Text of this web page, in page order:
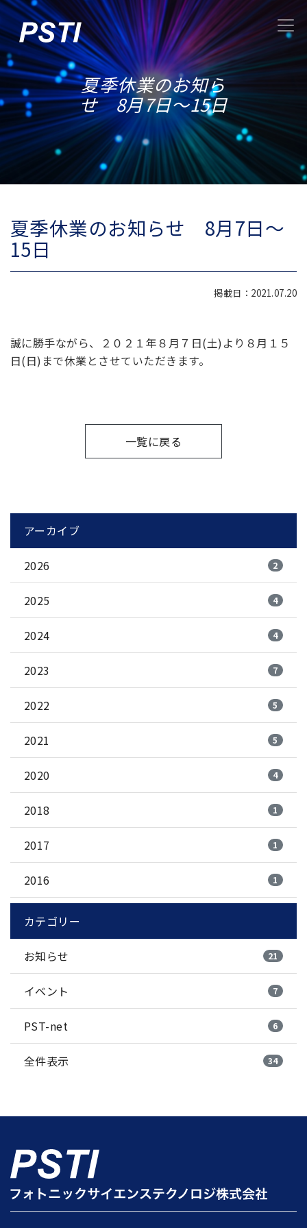
夏季休業のお知ら
せ 8月7日～15日
夏季休業のお知らせ 8月7日～
15日
掲載日：2021.07.20
誠に勝手ながら、２０２１年８月７日(土)より８月１５
日(日)まで休業とさせていただきます。
一覧に戻る
アーカイブ
2026 2
2025 4
2024 4
2023 7
2022 5
2021 5
2020 4
2018 1
2017 1
2016 1
カテゴリー
お知らせ 21
イベント 7
PST-net 6
全件表示 34